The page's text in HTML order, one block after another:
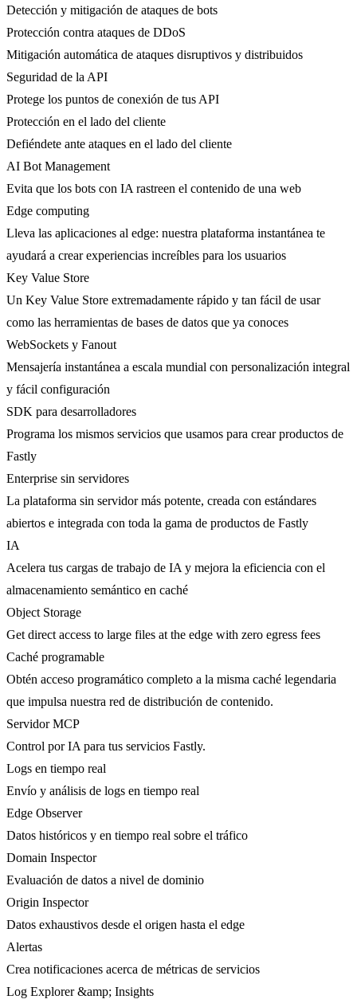
Detección y mitigación de ataques de bots
Protección contra ataques de DDoS
Mitigación automática de ataques disruptivos y distribuidos
Seguridad de la API
Protege los puntos de conexión de tus API
Protección en el lado del cliente
Defiéndete ante ataques en el lado del cliente
AI Bot Management
Evita que los bots con IA rastreen el contenido de una web
Edge computing
Lleva las aplicaciones al edge: nuestra plataforma instantánea te
ayudará a crear experiencias increíbles para los usuarios
Key Value Store
Un Key Value Store extremadamente rápido y tan fácil de usar
como las herramientas de bases de datos que ya conoces
WebSockets y Fanout
Mensajería instantánea a escala mundial con personalización integral
y fácil configuración
SDK para desarrolladores
Programa los mismos servicios que usamos para crear productos de
Fastly
Enterprise sin servidores
La plataforma sin servidor más potente, creada con estándares
abiertos e integrada con toda la gama de productos de Fastly
IA
Acelera tus cargas de trabajo de IA y mejora la eficiencia con el
almacenamiento semántico en caché
Object Storage
Get direct access to large files at the edge with zero egress fees
Caché programable
Obtén acceso programático completo a la misma caché legendaria
que impulsa nuestra red de distribución de contenido.
Servidor MCP
Control por IA para tus servicios Fastly.
Logs en tiempo real
Envío y análisis de logs en tiempo real
Edge Observer
Datos históricos y en tiempo real sobre el tráfico
Domain Inspector
Evaluación de datos a nivel de dominio
Origin Inspector
Datos exhaustivos desde el origen hasta el edge
Alertas
Crea notificaciones acerca de métricas de servicios
Log Explorer &amp; Insights